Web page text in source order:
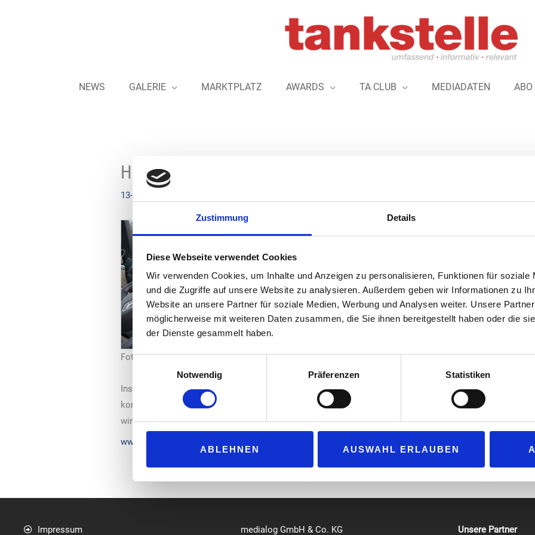
Zustimmung Details
Diese Webseite verwendet Cookies
Wir verwenden Cookies, um Inhalte und Anzeigen zu personalisieren, Funktionen für soziale
und die Zugriffe auf unsere Website zu analysieren. Außerdem geben wir Informationen zu
Website an unsere Partner für soziale Medien, Werbung und Analysen weiter. Unsere
möglicherweise mit weiteren Daten zusammen, die Sie ihnen bereitgestellt haben oder die
der Dienste gesammelt haben.
Einwilligungsauswahl
Notwendig
Präferenzen Statistiken
ABLEHNEN AUSWAHL ERLAUBEN
NEWS GALERIE MARKTPLATZ AWARDS TA CLUB MEDIADATEN ABO
Hoyer – Einfache Mautabwicklung in zahlreichen Ländern
13-12-2023
Foto: Hoyer
Die Europäische Union hat einen Standard
mit einem einzigen Vertrag bei einem Anbieter
zu können: den European Electronic Toll
Hand die Abrechnung mit sämtlichen
Erkennung der On Board Unit des Herstellers
grenzüberschreitenden Verkehr. Die Hoyer
bargeldlosen Maut-Abwicklung mit monatlicher
A4, eToll), Liechtenstein, im Herrentunnel, im
im Storebaelt. Die Nutzer der Hoyer Mautbox
Installation der On Board Unit ohne Werkstattbesuch, die auch den Tausch von einem Lkw zum
kompatibel mit allen digitalen Diensten, erlaubt eine Geolokalisierung in Echtzeit und liefert individuelle
wird bequem bargeldlos über die Hoyer Card-Abrechnung bezahlt.
www.hoyer.de
Impressum medialog GmbH & Co. KG Unsere Partner